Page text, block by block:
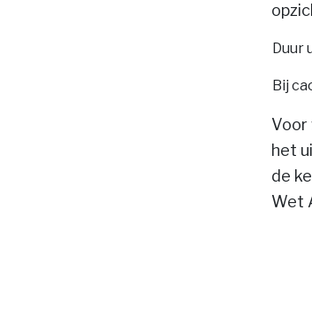
Duur
Bij
Voor
het
de
Wet